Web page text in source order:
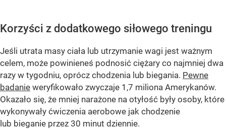
Korzyści z dodatkowego siłowego treningu
Jeśli utrata masy ciała lub utrzymanie wagi jest ważnym
celem, może powinieneś podnosić ciężary co najmniej dwa
razy w tygodniu, oprócz chodzenia lub biegania. Pewne
badanie weryfikowało zwyczaje 1,7 miliona Amerykanów.
Okazało się, że mniej narażone na otyłość były osoby, które
wykonywały ćwiczenia aerobowe jak chodzenie
lub bieganie przez 30 minut dziennie.